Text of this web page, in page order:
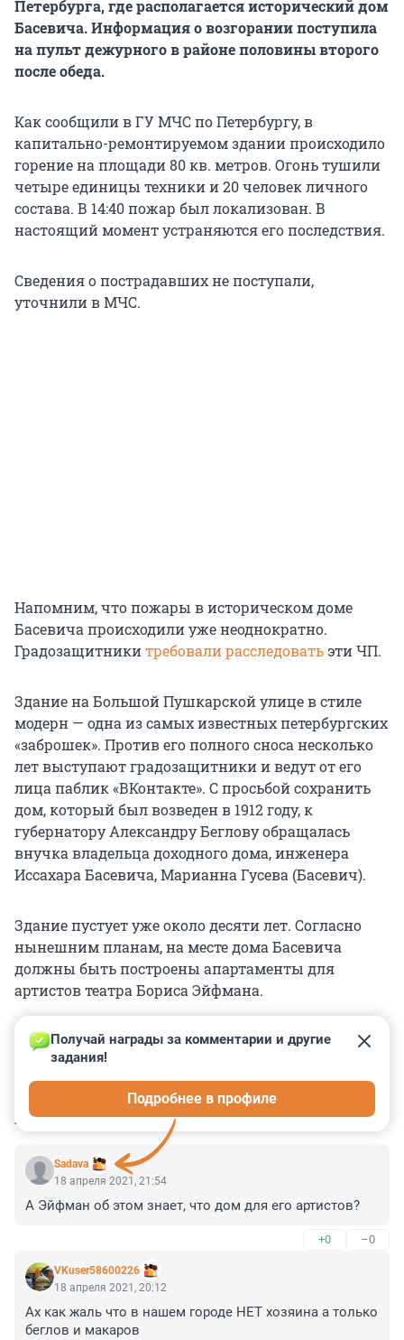
Петербурга, где располагается исторический дом
Басевича. Информация о возгорании поступила
на пульт дежурного в районе половины второго
после обеда.
Как сообщили в ГУ МЧС по Петербургу, в
капитально-ремонтируемом здании происходило
горение на площади 80 кв. метров. Огонь тушили
четыре единицы техники и 20 человек личного
состава. В 14:40 пожар был локализован. В
настоящий момент устраняются его последствия.
Сведения о пострадавших не поступали,
уточнили в МЧС.
Напомним, что пожары в историческом доме
Басевича происходили уже неоднократно.
Градозащитникитребовали расследоватьэти ЧП.
Здание на Большой Пушкарской улице в стиле
модерн — одна из самых известных петербургских
«заброшек». Против его полного сноса несколько
лет выступают градозащитники и ведут от его
лица паблик «ВКонтакте». С просьбой сохранить
дом, который был возведен в 1912 году, к
губернатору Александру Беглову обращалась
внучка владельца доходного дома, инженера
Иссахара Басевича, Марианна Гусева (Басевич).
Здание пустует уже около десяти лет. Согласно
нынешним планам, на месте дома Басевича
должны быть построены апартаменты для
артистов театра Бориса Эйфмана.
КОММЕНТАРИИ 16
Sadava
Получай награды за комментарии и другие
задания!
Подробнее в профиле
18 апреля 2021, 21:54
А Эйфман об этом знает, что дом для его артистов?
+0 –0
VKuser58600226
18 апреля 2021, 20:12
Ах как жаль что в нашем городе НЕТ хозяина а только
беглов и макаров